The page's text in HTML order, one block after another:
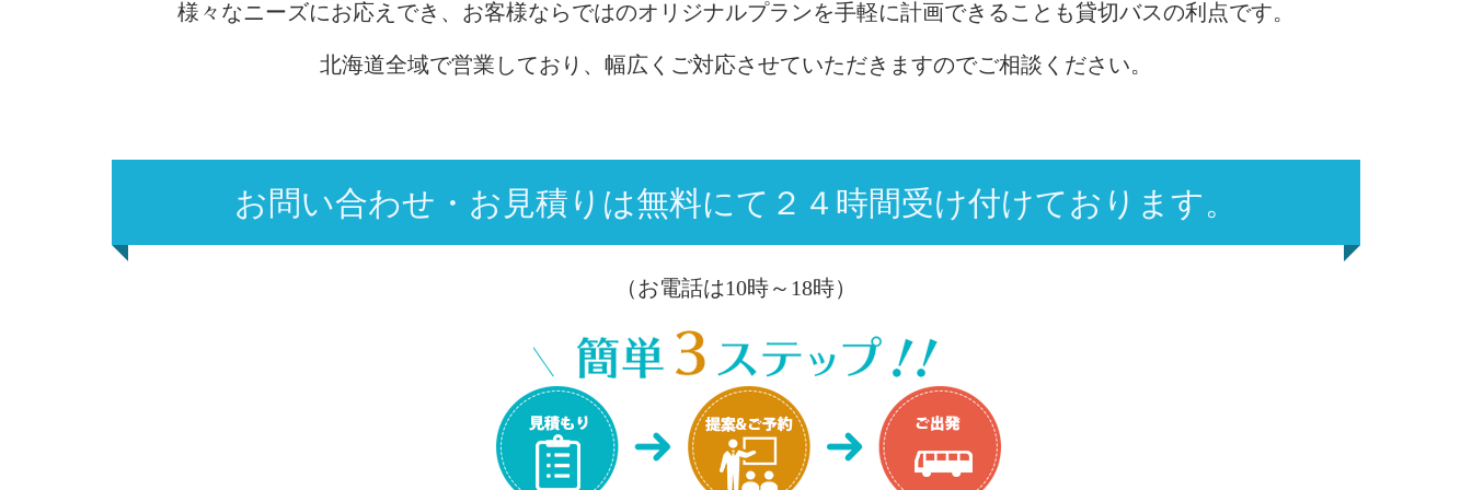
様々なニーズにお応えでき、お客様ならではのオリジナルプランを手軽に計画できることも貸切バスの利点です。
北海道全域で営業しており、幅広くご対応させていただきますのでご相談ください。
お問い合わせ・お見積りは無料にて２４時間受け付けております。
（お電話は10時～18時）